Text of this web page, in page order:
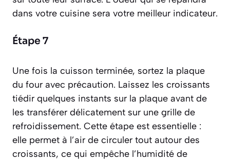
dans votre cuisine sera votre meilleur indicateur.
Étape 7
Une fois la cuisson terminée, sortez la plaque
du four avec précaution. Laissez les croissants
tiédir quelques instants sur la plaque avant de
les transférer délicatement sur une grille de
refroidissement. Cette étape est essentielle :
elle permet à l’air de circuler tout autour des
croissants, ce qui empêche l’humidité de